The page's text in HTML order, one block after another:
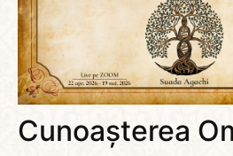
Cunoașterea